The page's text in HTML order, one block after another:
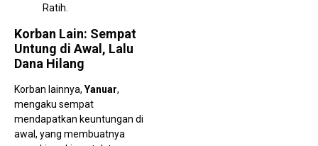
Ratih.
Korban Lain: Sempat
Untung di Awal, Lalu
Dana Hilang
Korban lainnya, Yanuar,
mengaku sempat
mendapatkan keuntungan di
awal, yang membuatnya